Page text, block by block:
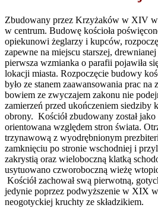
Zbudowany przez Krzyżaków w XIV
w centrum. Budowę kościoła
opiekunowi żeglarzy i kupców,
zapewne na miejscu starszej,
pierwsza wzmianka o parafii pojawiła
lokacji miasta. Rozpoczęcie budowy
było ze stanem zaawansowania prac
bowiem ze zwyczajem zakonu nie
zamierzeń przed ukończeniem siedziby
obrony. Kościół zbudowany został
orientowana względem stron świata.
trzynawową z wyodrębnionym
zamknięciu po stronie wschodniej i
zakrystią oraz wieloboczną klatką
usytuowano czworoboczną wieżę
Kościół zachował swą pierwotną,
jedynie poprzez podwyższenie w XIX
neogotyckiej kruchty ze składzikiem.